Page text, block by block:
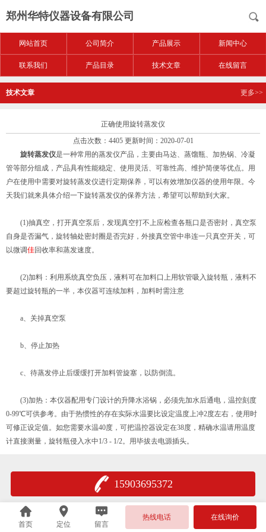
郑州华特仪器设备有限公司
网站首页 公司简介 产品展示 新闻中心
联系我们 产品目录 技术文章 在线留言
技术文章 更多>>
正确使用旋转蒸发仪
点击次数：4405 更新时间：2020-07-01
旋转蒸发仪是一种常用的蒸发仪产品，主要由马达、蒸馏瓶、加热锅、冷凝
管等部分组成，产品具有性能稳定、使用灵活、可靠性高、维护简便等优点。用
户在使用中需要对旋转蒸发仪进行定期保养，可以有效增加仪器的使用年限。今
天我们就来具体介绍一下旋转蒸发仪的保养方法，希望可以帮助到大家。
(1)抽真空，打开真空泵后，发现真空打不上应检查各瓶口是否密封，真空泵
自身是否漏气，旋转轴处密封圈是否完好，外接真空管中串连一只真空开关，可
以微调佳回收率和蒸发速度。
(2)加料：利用系统真空负压，液料可在加料口上用软管吸入旋转瓶，液料不
要超过旋转瓶的一半，本仪器可连续加料，加料时需注意
a、关掉真空泵
b、停止加热
c、待蒸发停止后缓缓打开加料管旋塞，以防倒流。
(3)加热：本仪器配用专门设计的升降水浴锅，必须先加水后通电，温控刻度
0-99℃可供参考。由于热惯性的存在实际水温要比设定温度上冲2度左右，使用时
可修正设定值。如您需要水温40度，可把温控器设定在38度，精确水温请用温度
计直接测量，旋转瓶侵入水中1/3 - 1/2。用毕拔去电源插头。
15903695372
首页 定位 留言
热线电话 在线询价